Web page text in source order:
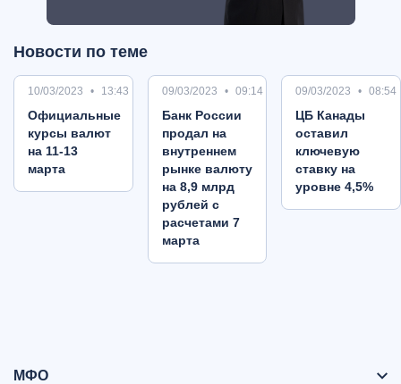
Новости по теме
10/03/2023 13:43
Oфициальные
курсы валют
на 11-13
марта
09/03/2023 09:14
Банк России
продал на
внутреннем
рынке валюту
на 8,9 млрд
рублей с
расчетами 7
марта
09/03/2023 08:54
ЦБ Канады
оставил
ключевую
ставку на
уровне 4,5%
МФО